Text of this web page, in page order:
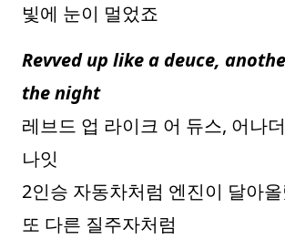
빛에 눈이 멀었죠
Revved up like a deuce,
the night
레브드 업 라이크 어 듀스, 어나
나잇
2인승 자동차처럼 엔진이 달아
또 다른 질주자처럼